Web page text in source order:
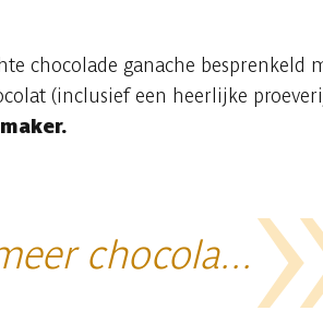
chocolade ganache besprenkeld
(inclusief een heerlijke
chocola...